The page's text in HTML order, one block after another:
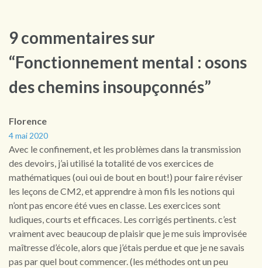
9 commentaires sur
“Fonctionnement mental : osons
des chemins insoupçonnés”
Florence
4 mai 2020
Avec le confinement, et les problèmes dans la transmission
des devoirs, j’ai utilisé la totalité de vos exercices de
mathématiques (oui oui de bout en bout!) pour faire réviser
les leçons de CM2, et apprendre à mon fils les notions qui
n’ont pas encore été vues en classe. Les exercices sont
ludiques, courts et efficaces. Les corrigés pertinents. c’est
vraiment avec beaucoup de plaisir que je me suis improvisée
maîtresse d’école, alors que j’étais perdue et que je ne savais
pas par quel bout commencer. (les méthodes ont un peu